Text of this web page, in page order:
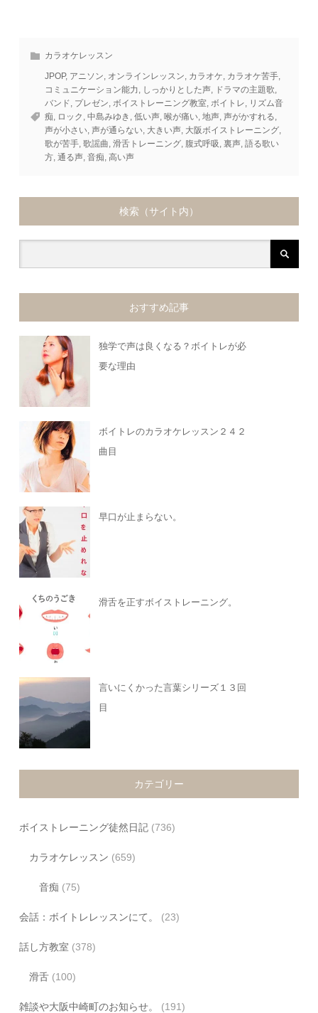
カラオケレッスン
JPOP, アニソン, オンラインレッスン, カラオケ, カラオケ苦手,
コミュニケーション能力, しっかりとした声, ドラマの主題歌,
バンド, プレゼン,ボイストレーニング教室,ボイトレ, リズム音
痴, ロック ,中島みゆき ,低い声,喉が痛い,地声,声がかすれる,
声が小さい,声が通らない, 大きい声, 大阪ボイストレーニング,
歌が苦手,歌謡曲,滑舌トレーニング, 腹式呼吸,裏声,語る歌い
方,通る声,音痴,高い声
検索（サイト内）
おすすめ記事
独学で声は良くなる？ボイトレが必
要な理由
ボイトレのカラオケレッスン２４２
曲目
早口が止まらない。
滑舌を正すボイストレーニング。
言いにくかった言葉シリーズ１３回
目
カテゴリー
ボイストレーニング徒然日記 (736)
カラオケレッスン (659)
音痴 (75)
会話：ボイトレレッスンにて。 (23)
話し方教室 (378)
滑舌 (100)
雑談や大阪中崎町のお知らせ。 (191)